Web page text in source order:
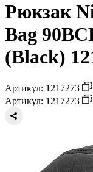
Рюкзак
Bag
(Black)
Артикул: 1217273
Артикул: 1217273